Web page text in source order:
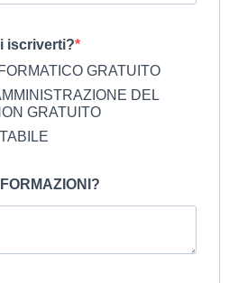
iscriverti?
GRATUITO
DEL
GRATUITO